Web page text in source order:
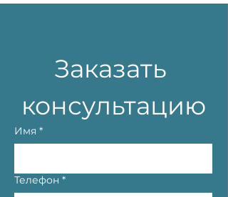
Заказать
консультацию
Имя *
Телефон *